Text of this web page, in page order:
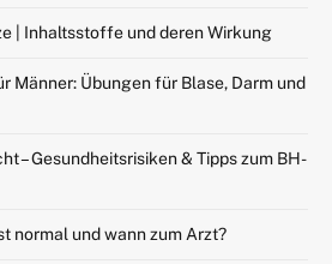
| Inhaltsstoffe und deren Wirkung
Männer: Übungen für Blase, Darm und
– Gesundheitsrisiken & Tipps zum BH-
normal und wann zum Arzt?